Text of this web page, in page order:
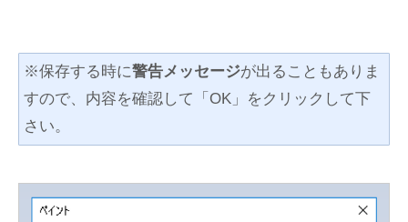
※保存する時に警告メッセージが出ることもありま
すので、内容を確認して「OK」をクリックして下
さい。